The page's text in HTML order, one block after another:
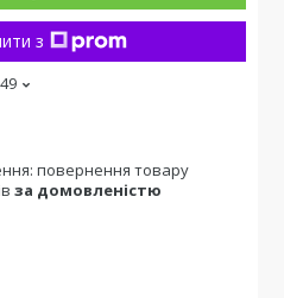
з
повернення товару
за домовленістю